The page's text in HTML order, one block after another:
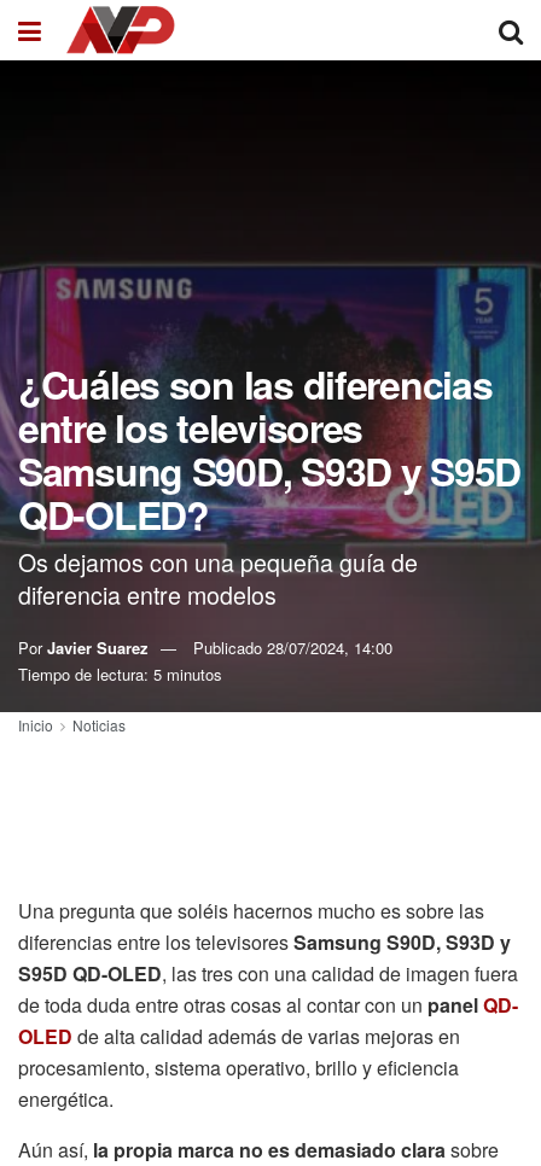
¿Cuáles son las diferencias
entre los televisores
Samsung S90D, S93D y S95D
QD-OLED?
Os dejamos con una pequeña guía de
diferencia entre modelos
Por Javier Suarez Publicado 28/07/2024, 14:00
Tiempo de lectura: 5 minutos
Inicio Noticias
Una pregunta que soléis hacernos mucho es sobre las
diferencias entre los televisoresSamsung S90D, S93D y
S95D QD-OLED, las tres con una calidad de imagen fuera
de toda duda entre otras cosas al contar con un panelQD-
OLED de alta calidad además de varias mejoras en
procesamiento, sistema operativo, brillo y eficiencia
energética.
Aún así, la propia marca no es demasiado clarasobre